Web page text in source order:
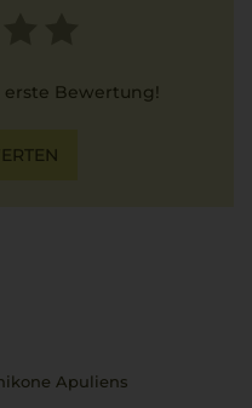
Bewertung!
Apuliens